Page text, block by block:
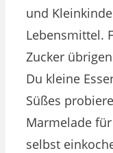
und
Lebensmittel.
Zucker
Du kleine
Süßes
Marmelade
selbst